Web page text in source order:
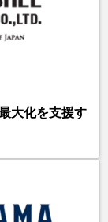
大化を支援す